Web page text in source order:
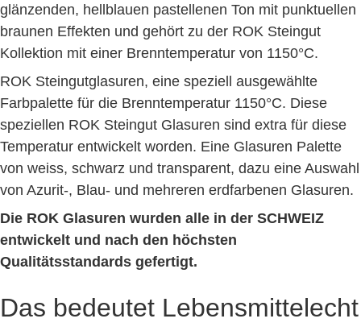
glänzenden, hellblauen pastellenen Ton mit punktuellen
braunen Effekten und gehört zu der ROK Steingut
Kollektion mit einer Brenntemperatur von 1150°C.
ROK Steingutglasuren, eine speziell ausgewählte
Farbpalette für die Brenntemperatur 1150°C. Diese
speziellen ROK Steingut Glasuren sind extra für diese
Temperatur entwickelt worden. Eine Glasuren Palette
von weiss, schwarz und transparent, dazu eine Auswahl
von Azurit-, Blau- und mehreren erdfarbenen Glasuren.
Die ROK Glasuren wurden alle in der SCHWEIZ
entwickelt und nach den höchsten
Qualitätsstandards gefertigt.
Das bedeutet Lebensmittelecht